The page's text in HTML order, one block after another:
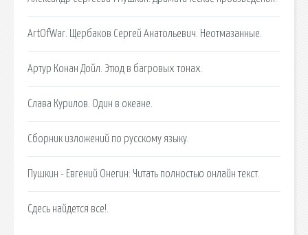
ArtOfWar. Щербаков Сергей Анатольевич. Неотмазанные.
Артур Конан Дойл. Этюд в багровых тонах.
Cлава Курилов. Один в океане.
Сборник изложений по русскому языку.
Пушкин - Евгений Онегин: Читать полностью онлайн текст.
Сдесь найдется все!.